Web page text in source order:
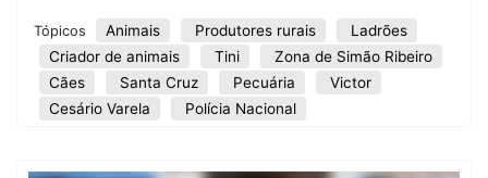
Tópicos Animais Produtores rurais
Ladrões
Criador de animais
Tini
Zona de Simão Ribeiro
Cães
Santa Cruz Pecuária
Victor
Cesário Varela
Polícia Nacional